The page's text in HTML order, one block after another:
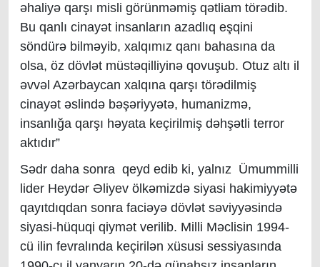
əhaliyə qarşı misli görünməmiş qətliam törədib.
Bu qanlı cinayət insanların azadlıq eşqini
söndürə bilməyib, xalqımız qanı bahasına da
olsa, öz dövlət müstəqilliyinə qovuşub. Otuz altı il
əvvəl Azərbaycan xalqına qarşı törədilmiş
cinayət əslində bəşəriyyətə, humanizmə,
insanlığa qarşı həyata keçirilmiş dəhşətli terror
aktıdır”
Sədr daha sonra qeyd edib ki, yalnız Ümummilli
lider Heydər Əliyev ölkəmizdə siyasi hakimiyyətə
qayıtdıqdan sonra faciəyə dövlət səviyyəsində
siyasi-hüquqi qiymət verilib. Milli Məclisin 1994-
cü ilin fevralında keçirilən xüsusi sessiyasında